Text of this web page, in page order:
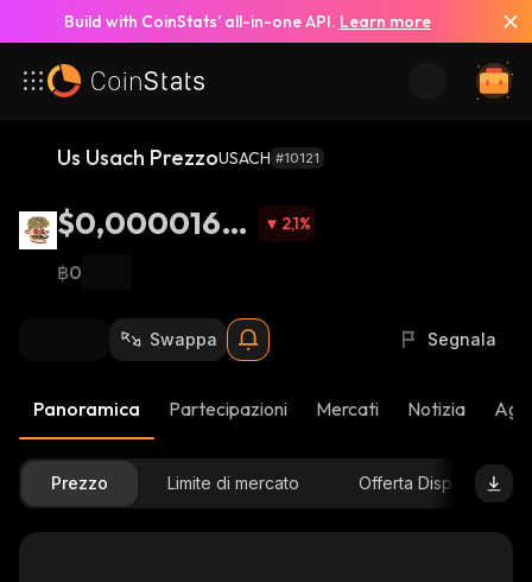
Build with CoinStats’ all-in-one API. Learn more
Us Usach PrezzoUSACH #10121
$0,0000164
2
2,1%
฿0
Swappa Segnala
Panoramica Partecipazioni Mercati Notizia
Prezzo Limite di mercato Offerta Disponibile